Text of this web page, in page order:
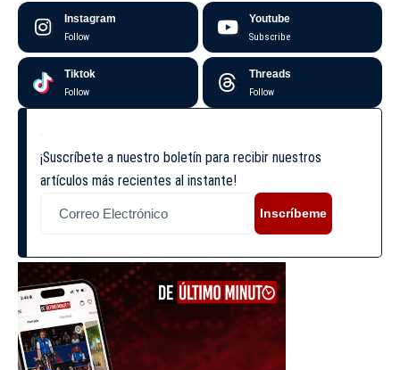
Instagram
Follow
Youtube
Subscribe
Tiktok
Follow
Threads
Follow
¡Suscríbete a nuestro boletín para recibir nuestros
artículos más recientes al instante!
Inscríbeme